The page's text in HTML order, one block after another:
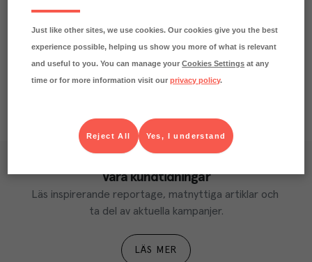
Näringsdeklaration
Våra kundtidningar
Läs inspirerande reportage, matnyttiga artiklar och
ta del av aktuella kampanjer.
LÄS MER
Just like other sites, we use cookies. Our cookies give you the best
experience possible, helping us show you more of what is relevant
and useful to you. You can manage yourCookies Settings at any
time or for more information visit ourprivacy policy.
Yes, I understand
Reject All